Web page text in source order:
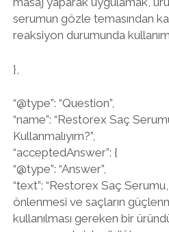
serumun gözle temasından
reaksiyon durumunda
},
“@type”: “Question”,
“name”: “Restorex Saç
Kullanmalıyım?”,
“acceptedAnswer”: {
“@type”: “Answer”,
“text”: “Restorex Saç
önlenmesi ve saçların
kullanılması gereken bir